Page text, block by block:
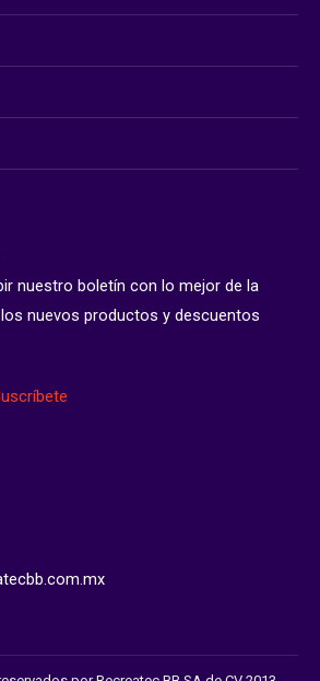
nuestro boletín con lo mejor de la
nuevos productos y descuentos